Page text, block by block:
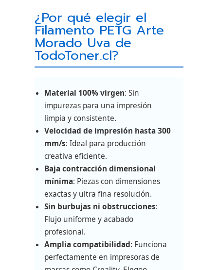
¿Por qué elegir el
Filamento PETG Arte
Morado Uva de
TodoToner.cl?
Material 100% virgen: Sin
impurezas para una impresión
limpia y consistente.
Velocidad de impresión hasta 300
mm/s: Ideal para producción
creativa eficiente.
Baja contracción dimensional
mínima: Piezas con dimensiones
exactas y ultra fina resolución.
Sin burbujas ni obstrucciones:
Flujo uniforme y acabado
profesional.
Amplia compatibilidad: Funciona
perfectamente en impresoras de